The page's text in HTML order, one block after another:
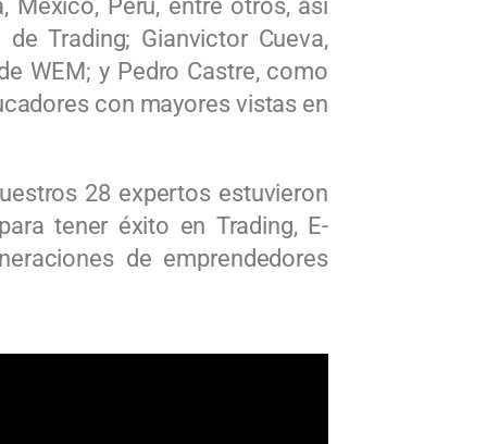
México, Perú, entre otros, así
Trading; Gianvictor Cueva,
WEM; y Pedro Castre, como
con mayores vistas en
28 expertos estuvieron
tener éxito en Trading, E-
de emprendedores